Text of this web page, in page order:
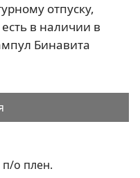
отпуску,
в наличии в
Бинавита
п/о плен.